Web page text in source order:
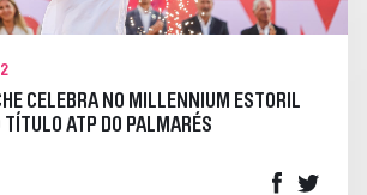
CELEBRA NO MILLENNIUM ESTORIL
TÍTULO ATP DO PALMARÉS